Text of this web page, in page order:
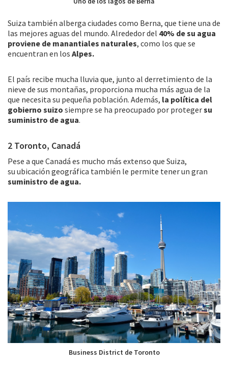
Suiza también alberga ciudades como Berna, que tiene una de
las mejores aguas del mundo. Alrededor del 40% de su agua
proviene de manantiales naturales, como los que se
encuentran en los Alpes.
El país recibe mucha lluvia que, junto al derretimiento de la
nieve de sus montañas, proporciona mucha más agua de la
que necesita su pequeña población. Además, la política del
gobierno suizo siempre se ha preocupado por protegersu
suministro de agua.
2 Toronto, Canadá
Pese a que Canadá es mucho más extenso que Suiza,
su ubicación geográfica también le permite tener un gran
suministro de agua.
Business District de Toronto